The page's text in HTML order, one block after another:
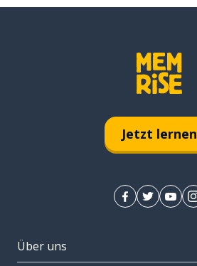
Jetzt lernen
Über uns